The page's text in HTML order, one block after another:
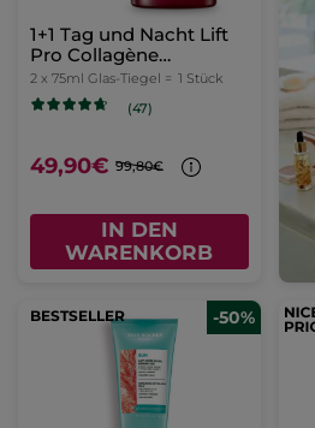
1+1 Tag und Nacht Lift
Pro Collagène
Intensivpflege 75 ml
2 x 75ml Glas-Tiegel = 1 Stück
(47)
49,90€ 99,80€
IN DEN
WARENKORB
BESTSELLER -50%